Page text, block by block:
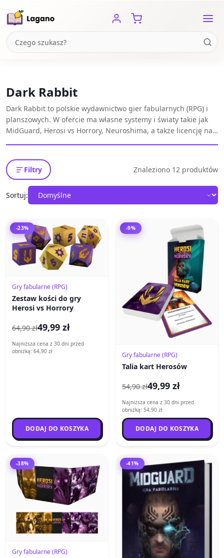
Dark Rabbit
Dark Rabbit to polskie wydawnictwo gier fabularnych (RPG) i
planszowych. W ofercie ma własne systemy i światy takie jak
MidGuard, Herosi vs Horrory, Neuroshima, a także licencję na
Filtry
Znaleziono 12 produktów
Sortuj:
-23%
Gry fabularne (RPG)
Zestaw kości do gry
Herosi vs Horrory
64,90 zł49,99 zł
Najniższa cena z 30 dni przed
obniżką: 64,90 zł
DODAJ DO KOSZYKA
-9%
Gry fabularne (RPG)
Talia kart Herosów
54,90 zł49,99 zł
Najniższa cena z 30 dni przed
obniżką: 54,90 zł
DODAJ DO KOSZYKA
-38%
Gry fabularne (RPG)
-41%